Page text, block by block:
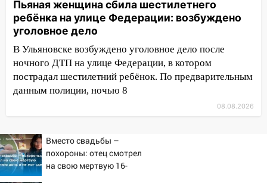
сошёл с рельсов
13:22 Упавшие деревья перекрыли
дороги в Ульяновске: фото
13:17 Непогода в Ульяновске не
закончится сегодня: сильные ливни
сохранятся 9 августа
житель Вешкаймского района похитил у
знакомого 191 тысячу рублей
13:14
Ураган оторвал светофор на
Пьяная женщина сбила шестилетнего
ребёнка на улице Федерации: возбуждено
уголовное дело
В Ульяновске возбуждено уголовное дело после
ночного ДТП на улице Федерации, в котором
пострадал шестилетний ребёнок. По предварительным
данным полиции, ночью 8
08.08.2026
Вместо свадьбы –
похороны: отец смотрел
на свою мертвую 16-